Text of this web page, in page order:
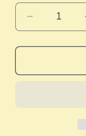
Decrease
quantity
for
DUTCH.